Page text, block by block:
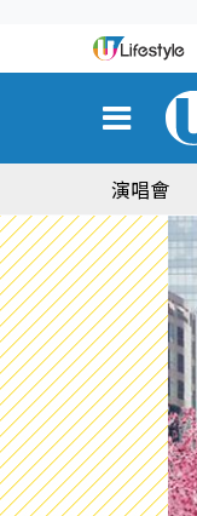
演唱會